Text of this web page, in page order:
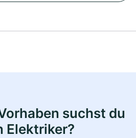
suchst du
Elektriker?